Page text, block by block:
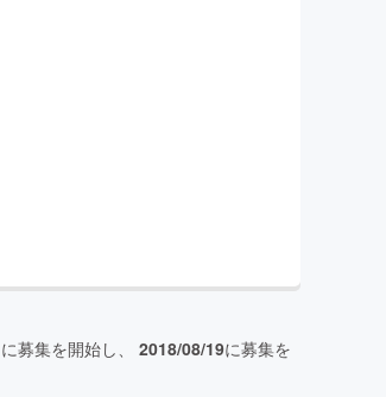
に募集を開始し、 2018/08/19に募集を